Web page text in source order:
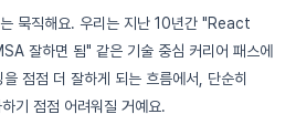
묵직해요. 우리는 지난 10년간 "React
잘하면 됨" 같은 기술 중심 커리어 패스에
점점 더 잘하게 되는 흐름에서, 단순히
기 점점 어려워질 거예요.